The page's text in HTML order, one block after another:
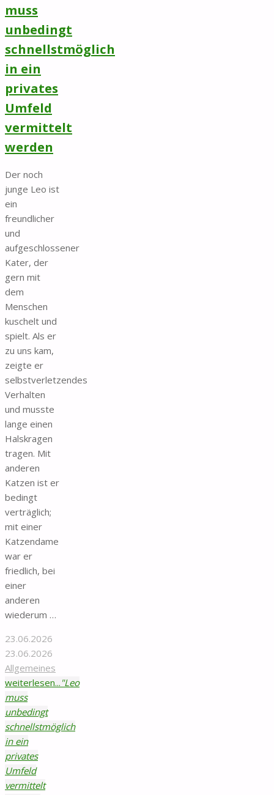
muss
unbedingt
schnellstmöglich
in ein
privates
Umfeld
vermittelt
werden
Der noch
junge Leo ist
ein
freundlicher
und
aufgeschlossener
Kater, der
gern mit
dem
Menschen
kuschelt und
spielt. Als er
zu uns kam,
zeigte er
selbstverletzendes
Verhalten
und musste
lange einen
Halskragen
tragen. Mit
anderen
Katzen ist er
bedingt
verträglich;
mit einer
Katzendame
war er
friedlich, bei
einer
anderen
wiederum …
23.06.2026
23.06.2026
Allgemeines
weiterlesen... "Leo
muss
unbedingt
schnellstmöglich
in ein
privates
Umfeld
vermittelt